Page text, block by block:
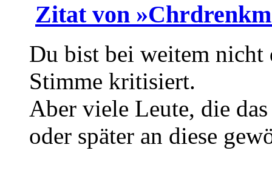
Zitat von
Du bist bei weitem nicht
Stimme kritisiert.
Aber viele Leute, die
oder später an diese